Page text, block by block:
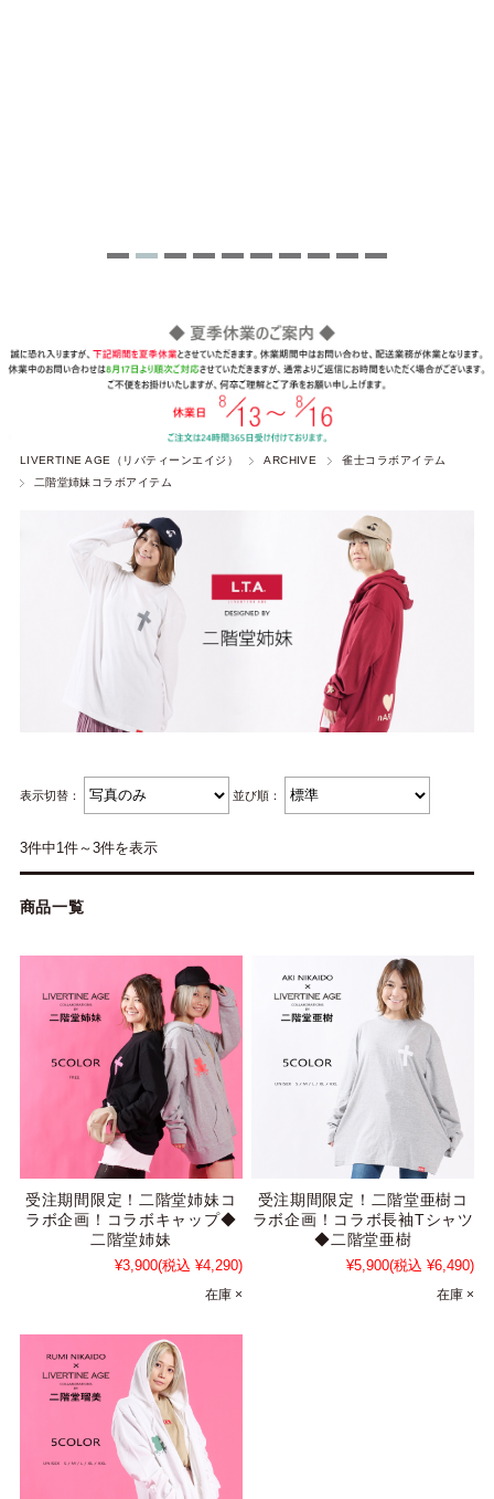
LIVERTINE AGE（リバティーンエイジ） ARCHIVE
雀士コラボアイテム
二階堂姉妹コラボアイテム
表示切替： 並び順：
3件中1件～3件を表示
商品一覧
受注期間限定！二階堂姉妹コ
ラボ企画！コラボキャップ◆
二階堂姉妹
¥3,900(税込 ¥4,290)
在庫 ×
受注期間限定！二階堂亜樹コ
ラボ企画！コラボ長袖Tシャツ
◆二階堂亜樹
¥5,900(税込 ¥6,490)
在庫 ×